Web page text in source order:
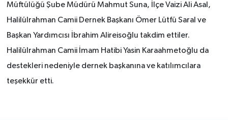
Müftülüğü Şube Müdürü Mahmut Suna, İlçe Vaizi Ali Asal,
Halilülrahman Camii Dernek Başkanı Ömer Lütfü Saral ve
Başkan Yardımcısı İbrahim Alireisoğlu takdim ettiler.
Halilülrahman Camii İmam Hatibi Yasin Karaahmetoğlu da
destekleri nedeniyle dernek başkanına ve katılımcılara
teşekkür etti.